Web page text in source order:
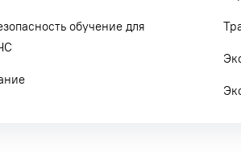
обучение для